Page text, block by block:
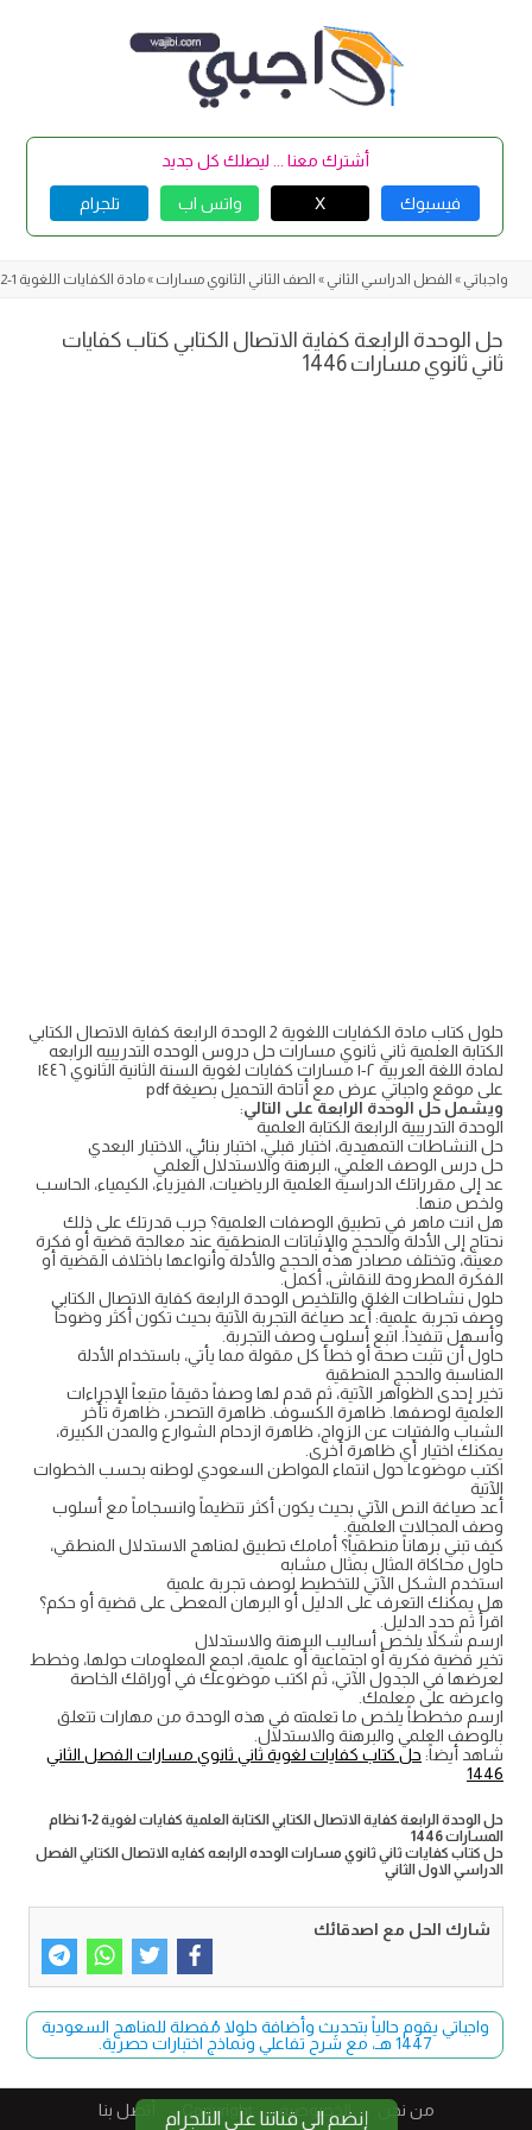
أشترك معنا ... ليصلك كل جديد
فيسبوك X واتس اب تلجرام
إنضم الى قناتنا على التلجرام
واجباتي » الفصل الدراسي الثاني » الصف الثاني الثانوي مسارات »مادة الكفايات اللغوية 1-2
حل الوحدة الرابعة كفاية الاتصال الكتابي كتاب كفايات
ثاني ثانوي مسارات 1446
حلول كتاب مادة الكفايات اللغوية 2 الوحدة الرابعة كفاية الاتصال الكتابي
الكتابة العلمية ثاني ثانوي مسارات حل دروس الوحده التدريبيه الرابعه
لمادة اللغة العربية ٢-١ مسارات كفايات لغوية السنة الثانية الثانوي ١٤٤٦
على موقع واجباتي عرض مع أتاحة التحميل بصيغة pdf
ويشمل حل الوحدة الرابعة على التالي:
الوحدة التدريبية الرابعة الكتابة العلمية
حل النشاطات التمهيدية، اختبار قبلي، اختبار بنائي، الاختبار البعدي
حل درس الوصف العلمي، البرهنة والاستدلال العلمي
عد إلى مقرراتك الدراسية العلمية الرياضيات، الفيزياء، الكيمياء، الحاسب
ولخص منها.
هل انت ماهر في تطبيق الوصفات العلمية؟ جرب قدرتك على ذلك
نحتاج إلى الأدلة والحجج والإثباتات المنطقية عند معالجة قضية أو فكرة
معينة، وتختلف مصادر هذه الحجج والأدلة وأنواعها باختلاف القضية أو
الفكرة المطروحة للنقاش، أكمل.
حلول نشاطات الغلق والتلخيص الوحدة الرابعة كفاية الاتصال الكتابي
وصف تجربة علمية: أعد صياغة التجربة الآتية بحيث تكون أكثر وضوحاً
وأسهل تنفيذاً. اتبع أسلوب وصف التجربة.
حاول أن تثبت صحة أو خطأ كل مقولة مما يأتي، باستخدام الأدلة
المناسبة والحجج المنطقية
تخير إحدى الظواهر الآتية، ثم قدم لها وصفاً دقيقاً متبعاً الإجراءات
العلمية لوصفها. ظاهرة الكسوف. ظاهرة التصحر، ظاهرة تأخر
الشباب والفتيات عن الزواج، ظاهرة ازدحام الشوارع والمدن الكبيرة،
يمكنك اختيار أي ظاهرة أخرى.
اكتب موضوعا حول انتماء المواطن السعودي لوطنه بحسب الخطوات
الآتية
أعد صياغة النص الآتي بحيث يكون أكثر تنظيماً وانسجاماً مع أسلوب
وصف المجالات العلمية.
كيف تبني برهاناً منطقياً؟ أمامك تطبيق لمناهج الاستدلال المنطقي،
حاول محاكاة المثال بمثال مشابه
استخدم الشكل الآتي للتخطيط لوصف تجربة علمية
هل يمكنك التعرف على الدليل أو البرهان المعطى على قضية أو حكم؟
اقرأ ثم حدد الدليل.
ارسم شكلاً يلخص أساليب البرهنة والاستدلال
تخير قضية فكرية أو اجتماعية أو علمية، اجمع المعلومات حولها، وخطط
لعرضها في الجدول الآتي، ثم اكتب موضوعك في أوراقك الخاصة
واعرضه على معلمك.
ارسم مخططاً يلخص ما تعلمته في هذه الوحدة من مهارات تتعلق
بالوصف العلمي والبرهنة والاستدلال.
شاهد أيضاً: حل كتاب كفايات لغوية ثاني ثانوي مسارات الفصل الثاني
1446
حل الوحدة الرابعة كفاية الاتصال الكتابي الكتابة العلمية كفايات لغوية 2-1 نظام
المسارات 1446
حل كتاب كفايات ثاني ثانوي مسارات الوحده الرابعه كفايه الاتصال الكتابي الفصل
الدراسي الاول الثاني
شارك الحل مع اصدقائك
واجباتي يقوم حالياً بتحديث وأضافة حلولا مُفصلة للمناهج السعودية
1447 هـ، مع شرح تفاعلي ونماذج اختبارات حصرية.
من نحن الخصوصية Copyright​ أتصل بنا